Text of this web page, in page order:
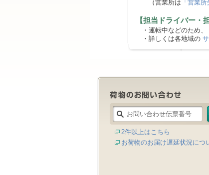
（営業所は 「営業
【担当ドライバー・
・運転中などのため、
・詳しくは各地域の
2件以上はこちら
お荷物のお届け遅延状況につ